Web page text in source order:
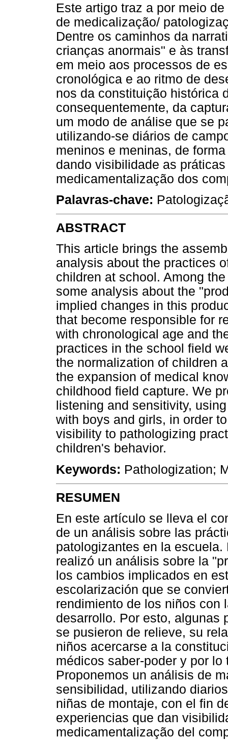
Este artigo traz a por meio
de medicalização/
Dentre os caminhos da
crianças anormais" e às
em meio aos processos de
cronológica e ao ritmo de
nos da constituição histórica
consequentemente, da
um modo de análise que se
utilizando-se diários de
meninos e meninas, de
dando visibilidade as
medicamentalização dos
Palavras-chave:
ABSTRACT
This article brings the
analysis about the practices
children at school. Among
some analysis about the
implied changes in this
that become responsible for
with chronological age and
practices in the school field
the normalization of children
the expansion of medical
childhood field capture. We
listening and sensitivity,
with boys and girls, in order
visibility to pathologizing
children's behavior.
Keywords: Pathologization;
RESUMEN
En este artículo se lleva el
de un análisis sobre las
patologizantes en la
realizó un análisis sobre la
los cambios implicados en
escolarización que se
rendimiento de los niños con
desarrollo. Por esto, algunas
se pusieron de relieve, su
niños acercarse a la
médicos saber-poder y por
Proponemos un análisis de
sensibilidad, utilizando
niñas de montaje, con el fin
experiencias que dan
medicamentalização del